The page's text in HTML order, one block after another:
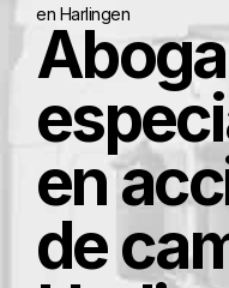
en Harlingen
en
de